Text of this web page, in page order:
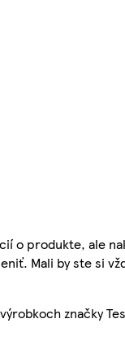
o produkte, ale
Mali by ste si
značky